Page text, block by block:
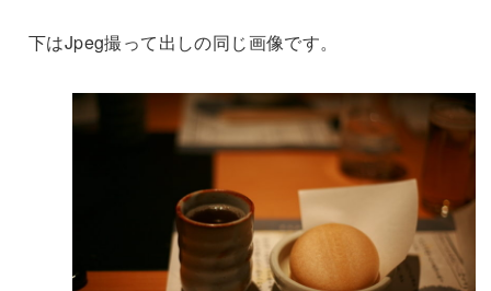
下はJpeg撮って出しの同じ画像です。